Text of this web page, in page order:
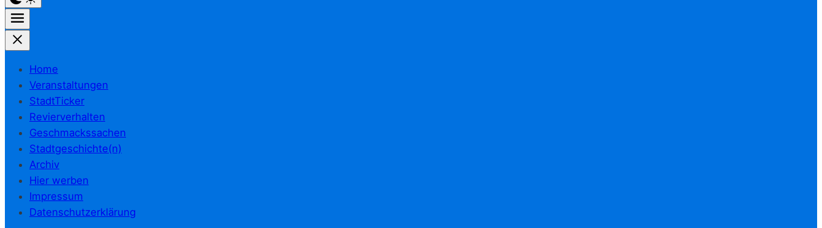
Home
Veranstaltungen
StadtTicker
Revierverhalten
Geschmackssachen
Stadtgeschichte(n)
Archiv
Hier werben
Impressum
Datenschutzerklärung